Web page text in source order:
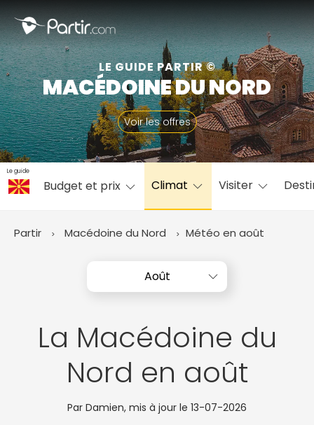
LE GUIDE PARTIR ©
MACÉDOINE DU NORD
Voir les offres
Le guide
Budget et prix Climat Visiter
Partir Macédoine du Nord Météo en août
Août
La Macédoine du
Nord en août
Par Damien, mis à jour le 13-07-2026
Fermer
📍 Destinations populaires
☀️ Où partir par mois
Mars Avril
Juillet
Août Septembre
Octobre